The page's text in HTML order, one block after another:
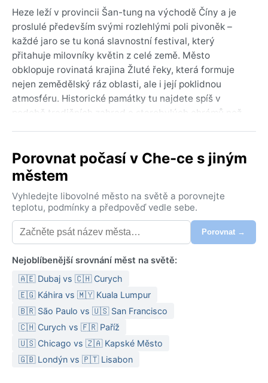
Heze leží v provincii Šan-tung na východě Číny a je
proslulé především svými rozlehlými poli pivoněk –
každé jaro se tu koná slavnostní festival, který
přitahuje milovníky květin z celé země. Město
obklopuje rovinatá krajina Žluté řeky, která formuje
nejen zemědělský ráz oblasti, ale i její poklidnou
atmosféru. Historické památky tu najdete spíš v
podobě tradičních zahrad a starobylých chrámů než
Podle Köppenovy klasifikace spadá Heze do kategorie
Dwa, tedy vlhkého kontinentálního podnebí s horkými
léty a suchými, chladnými zimami. Léta jsou parná a
vlhká, s teplotami často přesahujícími 30 °C a
vydatnými dešti, které přináší letní monzun. Zimy jsou
naopak suché a studené – teploty klesají pod bod
mrazu a sníh padá jen výjimečně, přesto se vyplatí
přibalit teplou bundu a rukavice. Na jaře a na podzim
převládá příjemné, mírné počasí, ideální pro
procházky mezi pivonkami.
Nejvhodnější dobou k návštěvě Heze je konec dubna
a květen, kdy kvetou pivoňky a teploty se pohybují
kolem příjemných 20 °C. Pozdní léto může být
náročné kvůli vysoké vlhkosti a tropickým dnům,
Porovnat počasí v Che-ce s jiným
městem
Vyhledejte libovolné město na světě a porovnejte
teplotu, podmínky a předpověď vedle sebe.
Porovnat →
Nejoblíbenější srovnání měst na světě:
🇦🇪 Dubaj vs 🇨🇭 Curych
🇪🇬 Káhira vs 🇲🇾 Kuala Lumpur
🇧🇷 São Paulo vs 🇺🇸 San Francisco
🇨🇭 Curych vs 🇫🇷 Paříž
🇺🇸 Chicago vs 🇿🇦 Kapské Město
🇬🇧 Londýn vs 🇵🇹 Lisabon